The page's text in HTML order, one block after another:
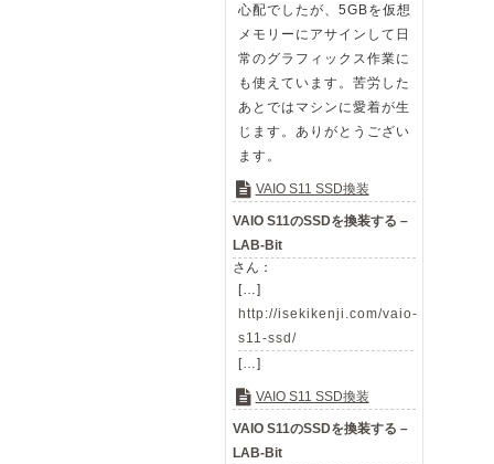
心配でしたが、5GBを仮想
メモリーにアサインして日
常のグラフィックス作業に
も使えています。苦労した
あとではマシンに愛着が生
じます。ありがとうござい
ます。
VAIO S11 SSD換装
VAIO S11のSSDを換装する –
LAB-Bit
さん：
[…]
http://isekikenji.com/vaio-
s11-ssd/
[…]
VAIO S11 SSD換装
VAIO S11のSSDを換装する –
LAB-Bit